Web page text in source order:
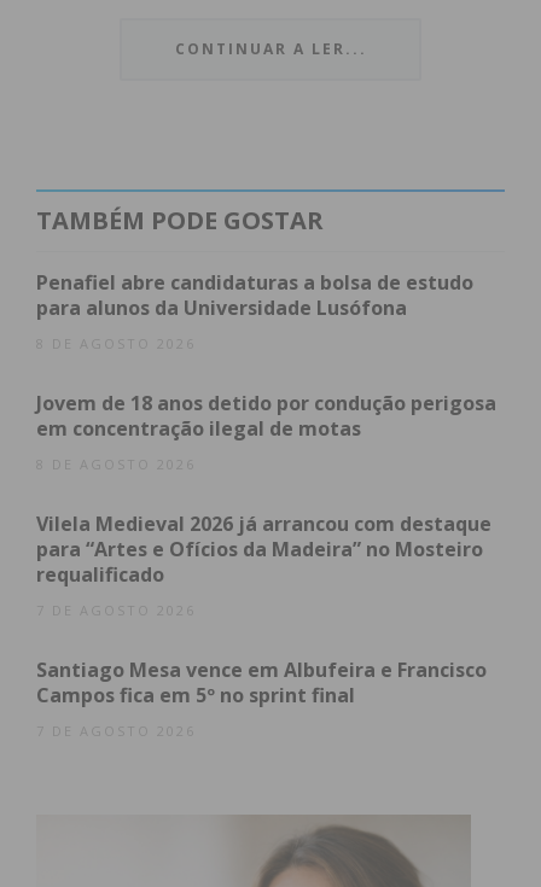
fábrica fosse totalmente consumida pelo fogo,
corporação de Paços de Ferreira, apoiados por sete
veículos. No local esteve ainda a Cruz Vermelha de
Frazão, com um veículo e dois elementos.
necessitando de receber tratamento hospitalar.
A GNR de Paços de Ferreira tomou conta da
Subscreva a newsletter do
Assine nossa newsletter por e-mail e
CONTINUAR A LER...
TAMBÉM PODE GOSTAR
Penafiel abre candidaturas a bolsa de estudo
para alunos da Universidade Lusófona
8 DE AGOSTO 2026
Jovem de 18 anos detido por condução perigosa
em concentração ilegal de motas
8 DE AGOSTO 2026
Vilela Medieval 2026 já arrancou com destaque
para “Artes e Ofícios da Madeira” no Mosteiro
requalificado
7 DE AGOSTO 2026
Santiago Mesa vence em Albufeira e Francisco
Campos fica em 5º no sprint final
7 DE AGOSTO 2026